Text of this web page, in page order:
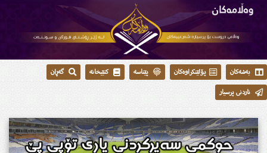
بەشەکان پۆلێنکراوەکان پێناسە کتێبخانە
گەڕان
ناردنی پرسیار